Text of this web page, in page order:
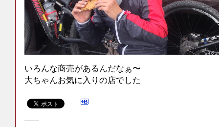
いろんな商売があるんだなぁ〜
大ちゃんお気に入りの店でした